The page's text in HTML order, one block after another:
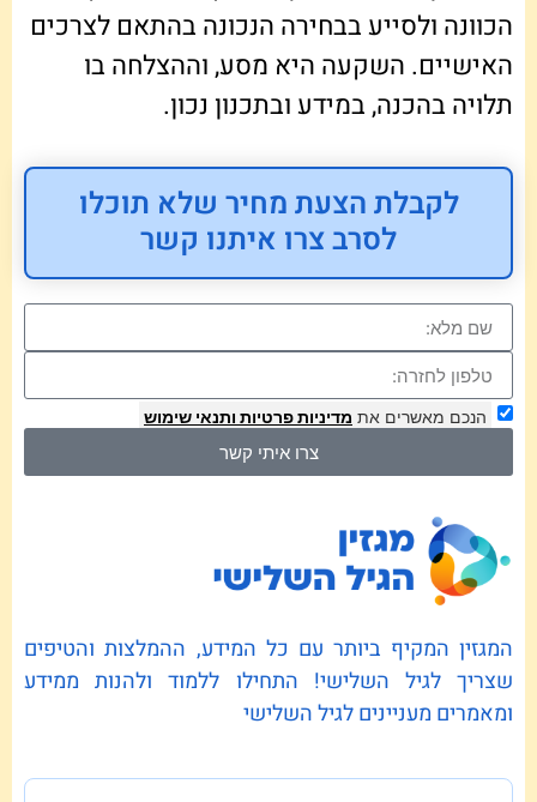
הכוונה ולסייע בבחירה הנכונה בהתאם לצרכים
האישיים. השקעה היא מסע, וההצלחה בו
תלויה בהכנה, במידע ובתכנון נכון.
לקבלת הצעת מחיר שלא תוכלו
לסרב צרו איתנו קשר
הנכם מאשרים את מדיניות פרטיות ותנאי שימוש
צרו איתי קשר
המגזין המקיף ביותר עם כל המידע, ההמלצות והטיפים
שצריך לגיל השלישי! התחילו ללמוד ולהנות ממידע
ומאמרים מעניינים לגיל השלישי